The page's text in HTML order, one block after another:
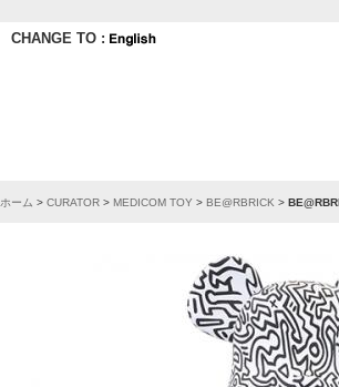
CHANGE TO :
ホーム > CURATOR > MEDICOM TOY > BE@RBRICK >